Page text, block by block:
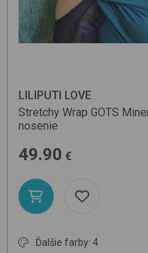
LILIPUTI LOVE
Stretchy Wrap GOTS
nosenie
49.90 €
Ďalšie farby: 4